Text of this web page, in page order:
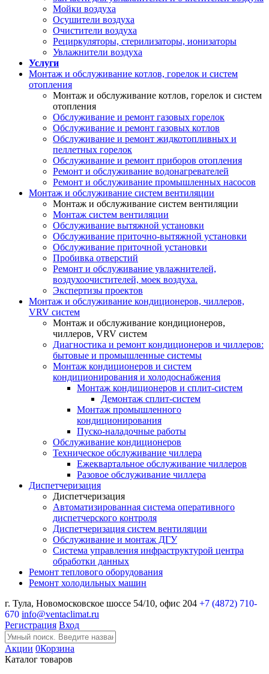
Мойки воздуха
Осушители воздуха
Очистители воздуха
Рециркуляторы, стерилизаторы, ионизаторы
Увлажнители воздуха
Услуги
Монтаж и обслуживание котлов, горелок и систем
отопления
Монтаж и обслуживание котлов, горелок и систем
отопления
Обслуживание и ремонт газовых горелок
Обслуживание и ремонт газовых котлов
Обслуживание и ремонт жидкотопливных и
пеллетных горелок
Обслуживание и ремонт приборов отопления
Ремонт и обслуживание водонагревателей
Ремонт и обслуживание промышленных насосов
Монтаж и обслуживание систем вентиляции
Монтаж и обслуживание систем вентиляции
Монтаж систем вентиляции
Обслуживание вытяжной установки
Обслуживание приточно-вытяжной установки
Обслуживание приточной установки
Пробивка отверстий
Ремонт и обслуживание увлажнителей,
воздухоочистителей, моек воздуха.
Экспертизы проектов
Монтаж и обслуживание кондиционеров, чиллеров,
VRV систем
Монтаж и обслуживание кондиционеров,
чиллеров, VRV систем
Диагностика и ремонт кондиционеров и чиллеров:
бытовые и промышленные системы
Монтаж кондиционеров и систем
кондиционирования и холодоснабжения
Монтаж кондиционеров и сплит-систем
Демонтаж сплит-систем
Монтаж промышленного
кондиционирования
Пуско-наладочные работы
Обслуживание кондиционеров
Техническое обслуживание чиллера
Ежеквартальное обслуживание чиллеров
Разовое обслуживание чиллера
Диспетчеризация
Диспетчеризация
Автоматизированная система оперативного
диспетчерского контроля
Диспетчеризация систем вентиляции
Обслуживание и монтаж ДГУ
Система управления инфраструктурой центра
обработки данных
Ремонт теплового оборудования
Ремонт холодильных машин
г. Тула, Новомосковское шоссе 54/10, офис 204 +7 (4872) 710-
670 info@ventaclimat.ru
Регистрация Вход
Акции 0Корзина
Каталог товаров